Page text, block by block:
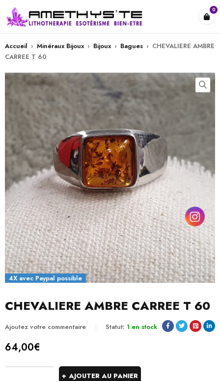
0
Accueil › Minéraux Bijoux › Bijoux › Bagues › CHEVALIERE AMBRE
CARREE T 60
4X avec Paypal possible
CHEVALIERE AMBRE CARREE T 60
Ajoutez votre commentaire Statut: 1 en stock
64,00€
AJOUTER AU PANIER